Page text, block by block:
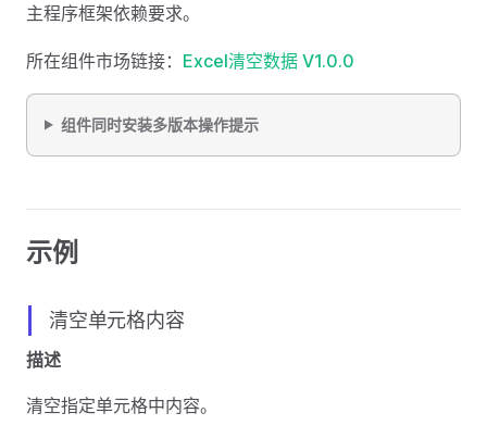
主程序框架依赖要求。
所在组件市场链接： Excel清空数据 V1.0.0
组件同时安装多版本操作提示
示例
清空单元格内容
描述
清空指定单元格中内容。